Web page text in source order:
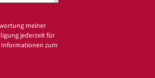
meiner
jederzeit für
zum